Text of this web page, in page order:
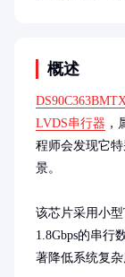
概述
LVDS串行器
程师会发现它
景。
该芯片采用小
1.8Gbps的串行
著降低系统复